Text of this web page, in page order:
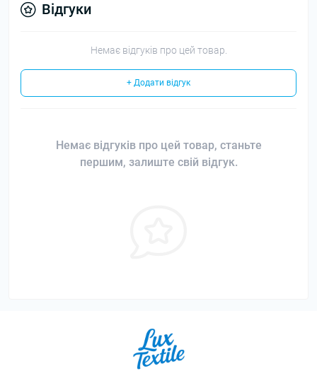
Відгуки
Немає відгуків про цей товар.
+ Додати відгук
Немає відгуків про цей товар, станьте
першим, залиште свій відгук.